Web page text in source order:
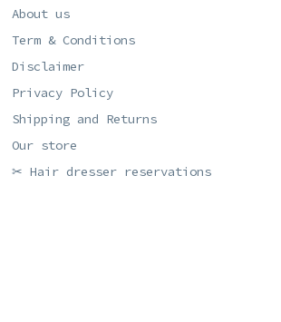
About us
Term & Conditions
Disclaimer
Privacy Policy
Shipping and Returns
Our store
✂ Hair dresser reservations